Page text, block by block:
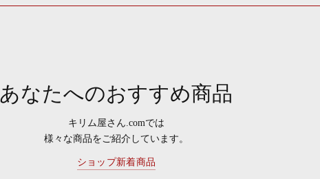
あなたへのおすすめ商品
キリム屋さん.comでは
様々な商品をご紹介しています。
ショップ新着商品